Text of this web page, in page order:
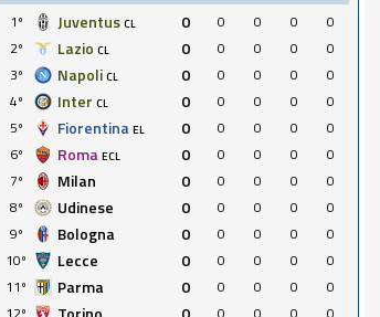
1º Juventus CL 0 0 0 0
0
2º
Lazio CL 0 0 0 0
0
3º
Napoli CL 0 0 0 0
0
4º
Inter CL 0 0 0 0
0
5º
Fiorentina EL 0 0 0 0
0
6º
Roma ECL 0 0 0 0
0
7º
Milan 0 0 0 0
0
8º
Udinese 0 0 0 0
0
9º
Bologna 0 0 0 0
0
10º
Lecce 0 0 0 0
0
11º
Parma 0 0 0 0
0